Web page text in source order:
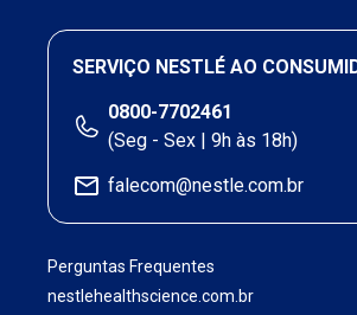
SERVIÇO NESTLÉ AO
0800-7702461
(Seg - Sex | 9h às 18h)
falecom@nestle.com.br
Perguntas Frequentes
nestlehealthscience.com.br